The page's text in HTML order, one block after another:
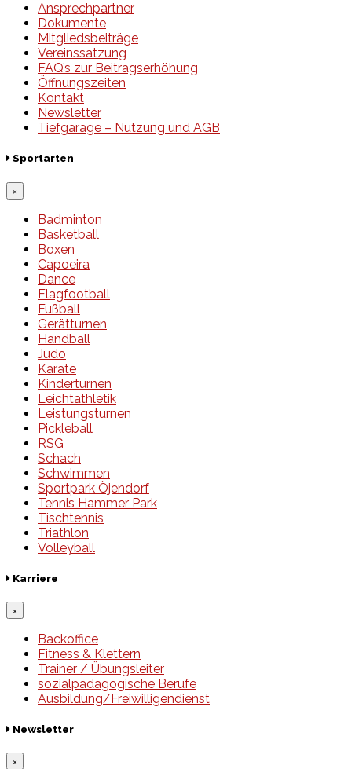
Ansprechpartner
Dokumente
Mitgliedsbeiträge
Vereinssatzung
FAQ’s zur Beitragserhöhung
Öffnungszeiten
Kontakt
Newsletter
Tiefgarage – Nutzung und AGB
Sportarten
×
Badminton
Basketball
Boxen
Capoeira
Dance
Flagfootball
Fußball
Gerätturnen
Handball
Judo
Karate
Kinderturnen
Leichtathletik
Leistungsturnen
Pickleball
RSG
Schach
Schwimmen
Sportpark Öjendorf
Tennis Hammer Park
Tischtennis
Triathlon
Volleyball
Karriere
×
Backoffice
Fitness & Klettern
Trainer / Übungsleiter
sozialpädagogische Berufe
Ausbildung/Freiwilligendienst
Newsletter
×